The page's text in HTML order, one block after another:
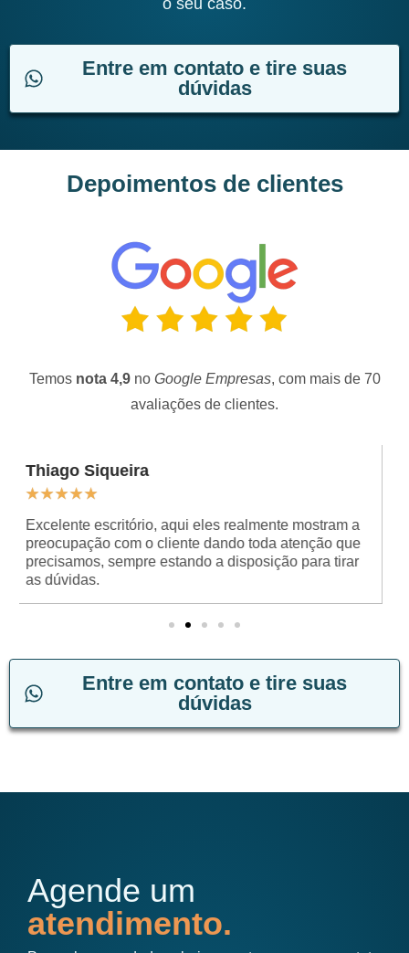
o seu caso.
Entre em contato e tire suas
dúvidas
Depoimentos de clientes
Temos nota 4,9 no Google Empresas, com mais de 70
avaliações de clientes.
Patricia Luciane
★★★★★
Ótimo, fui muito bem atendida pelos advogados e
muito satisfeita. Parabéns Dr. Adriano Munhoz, a
todos os advogados e a sua equipe. Atendimento de
primeira.
Entre em contato e tire suas
dúvidas
Agende um
atendimento.